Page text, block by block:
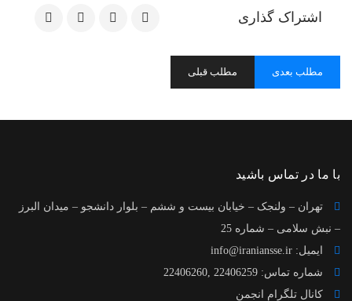
اشتراک گذاری
مطلب قبلی مطلب بعدی
با ما در تماس باشید
تهران – ولنجک – خیابان بیست و ششم – بلوار دانشجو – میدان البرز
– نبش سلامی – شماره 25
ایمیل: info@iraniansse.ir
شماره تماس: 22406259 ,22406260
کانال تلگرام انجمن